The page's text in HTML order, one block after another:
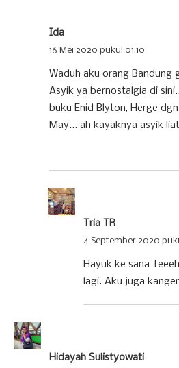
Ida
16 Mei 2020 pukul 01.10
Waduh aku orang Bandung
Asyik ya bernostalgia di
buku Enid Blyton, Herge dgn
May... ah kayaknya asyik
Tria TR
4 September 2020
Hayuk ke sana
lagi. Aku juga
Hidayah Sulistyowati